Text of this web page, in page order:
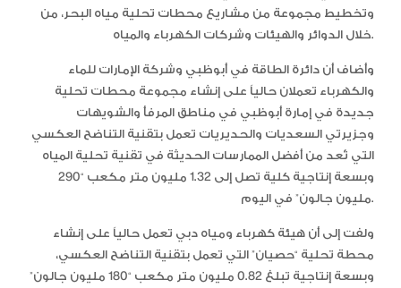
وتخطيط مجموعة من مشاريع محطات تحلية مياه البحر، من
خلال الدوائر والهيئات وشركات الكهرباء والمياه.
وأضاف أن دائرة الطاقة في أبوظبي وشركة الإمارات للماء
والكهرباء تعملان حالياً على إنشاء مجموعة محطات تحلية
جديدة في إمارة أبوظبي في مناطق المرفأ والشويهات
وجزيرتي السعديات والحديريات تعمل بتقنية التناضح العكسي
التي تُعد من أفضل الممارسات الحديثة في تقنية تحلية المياه
وبسعة إنتاجية كلية تصل إلى 1.32 مليون متر مكعب “290
مليون جالون” في اليوم.
ولفت إلى أن هيئة كهرباء ومياه دبي تعمل حالياً على إنشاء
محطة تحلية “حصيان” التي تعمل بتقنية التناضح العكسي،
وبسعة إنتاجية تبلغ 0.82 مليون متر مكعب “180 مليون جالون”